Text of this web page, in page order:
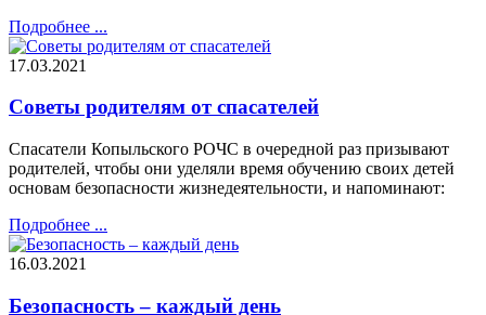
Подробнее ...
17.03.2021
Советы родителям от спасателей
Спасатели Копыльского РОЧС в очередной раз призывают
родителей, чтобы они уделяли время обучению своих детей
основам безопасности жизнедеятельности, и напоминают:
Подробнее ...
16.03.2021
Безопасность – каждый день